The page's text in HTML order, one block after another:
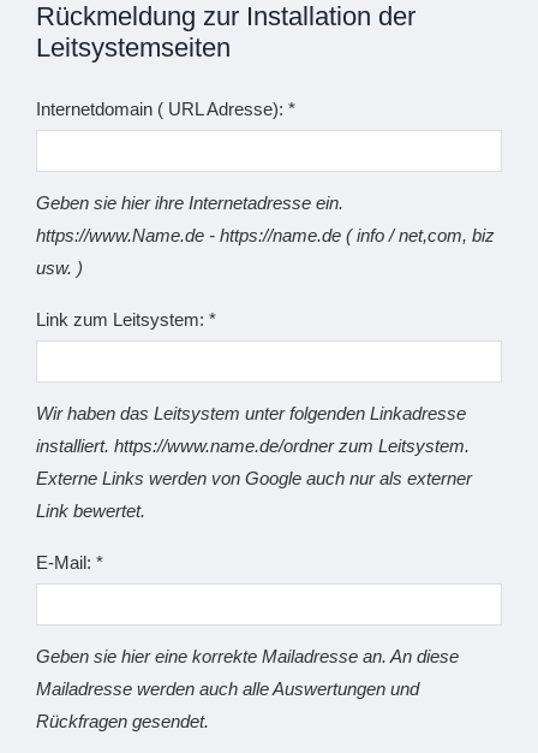
Rückmeldung zur Installation der
Leitsystemseiten
Internetdomain ( URL Adresse): *
Geben sie hier ihre Internetadresse ein.
https://www.Name.de - https://name.de ( info / net,com, biz
usw. )
Link zum Leitsystem: *
Wir haben das Leitsystem unter folgenden Linkadresse
installiert. https://www.name.de/ordner zum Leitsystem.
Externe Links werden von Google auch nur als externer
Link bewertet.
E-Mail: *
Geben sie hier eine korrekte Mailadresse an. An diese
Mailadresse werden auch alle Auswertungen und
Rückfragen gesendet.